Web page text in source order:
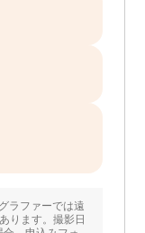
ラファーでは遠
ります。撮影日